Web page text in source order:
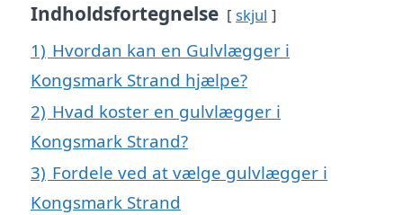
Indholdsfortegnelse skjul
1) Hvordan kan en Gulvlægger i
Kongsmark Strand hjælpe?
2) Hvad koster en gulvlægger i
Kongsmark Strand?
3) Fordele ved at vælge gulvlægger i
Kongsmark Strand